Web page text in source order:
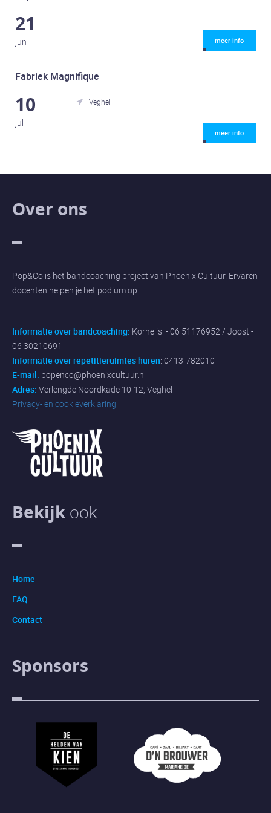
21
jun meer info
Fabriek Magnifique
10
jul
 Veghel
meer info
Over ons
Pop&Co is het bandcoaching project van Phoenix Cultuur. Ervaren
docenten helpen je het podium op.
Informatie over bandcoaching: Kornelis - 06 51176952 / Joost -
06 30210691
Informatie over repetitieruimtes huren: 0413-782010
E-mail: popenco@phoenixcultuur.nl
Adres: Verlengde Noordkade 10-12, Veghel
Privacy- en cookieverklaring
Bekijk ook
Home
FAQ
Contact
Sponsors